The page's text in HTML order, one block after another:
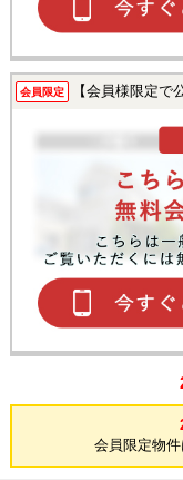
会員限定 【会員様限定で
会員限定物件